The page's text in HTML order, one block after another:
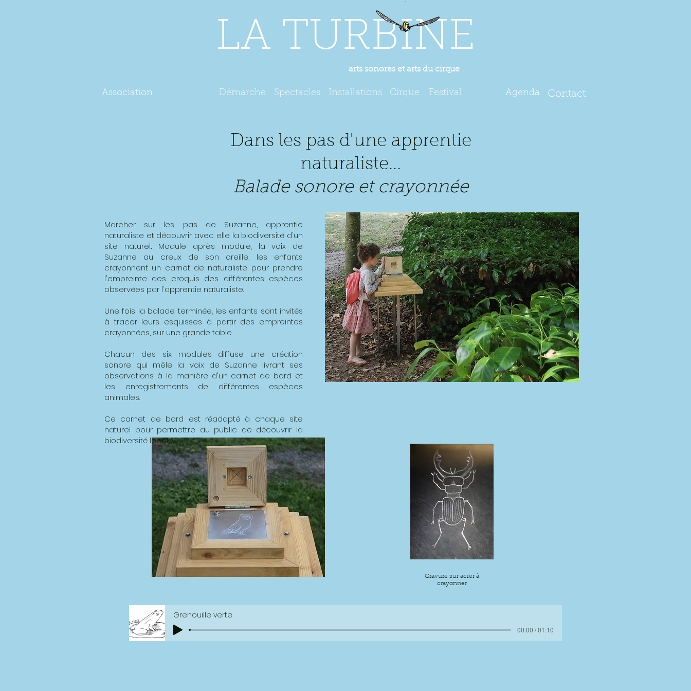
Association
LA TURBINE
arts sonores et arts du cirque
Installations
Spectacles
Démarche Cirque Festival Agenda Contact
Gravure sur acier à
crayonner
Grenouille verte
00:00 / 01:10
Dans les pas d'une apprentie
naturaliste...
Balade sonore et crayonnée
Marcher sur les pas de Suzanne, apprentie
naturaliste et découvrir avec elle la biodiversité d'un
site naturel... Module après module, la voix de
Suzanne au creux de son oreille, les enfants
crayonnent un carnet de naturaliste pour prendre
l'empreinte des croquis des différentes espèces
observées par l'apprentie naturaliste.
Une fois la balade terminée, les enfants sont invités
à tracer leurs esquisses à partir des empreintes
crayonnées, sur une grande table.
Chacun des six modules diffuse une création
sonore qui mêle la voix de Suzanne livrant ses
observations à la manière d'un carnet de bord et
les enregistrements de différentes espèces
animales.
Ce carnet de bord est réadapté à chaque site
naturel pour permettre au public de découvrir la
biodiversité locale.